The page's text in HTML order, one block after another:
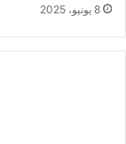
8 يونيو، 2025